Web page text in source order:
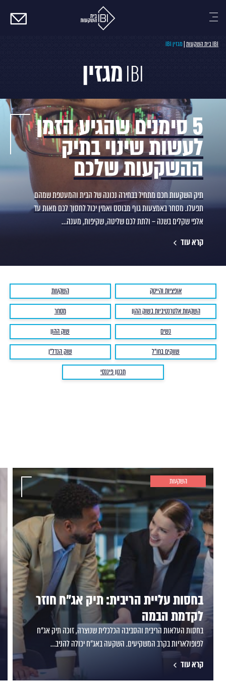
צרו
IBI בית השקעות |מגזין IBI
IBIמגזין
5 סימנים שהגיע הזמן
לעשות שינוי בתיק
ההשקעות שלכם
תיק השקעות חכם מתחיל בבחירה נכונה של הבית והמעטפת שמהם
תפעלו. מסחר באמצעות גוף מבוסס ואמין יכול לחסוך לכם מאות עד
אלפי שקלים בשנה – ולתת לכם שליטה, שקיפות, מענה…
קרא עוד
אופציות והייטק השקעות
השקעות אלטרנטיביות בשוק ההון מסחר
נשים שוק ההון
שווקים בחו"ל שוק הנדל"ן
תכנון פיננסי
השקעות
בחסות עליית הריבית: תיק אג"ח חוזר
לקדמת הבמה
בחסות העלאות הריבית והסביבה הכלכלית שנוצרה, זוכה תיק אג"ח
לפופולאריות בקרב המשקיעים. השקעה באג"ח יכולה להניב…
קרא עוד